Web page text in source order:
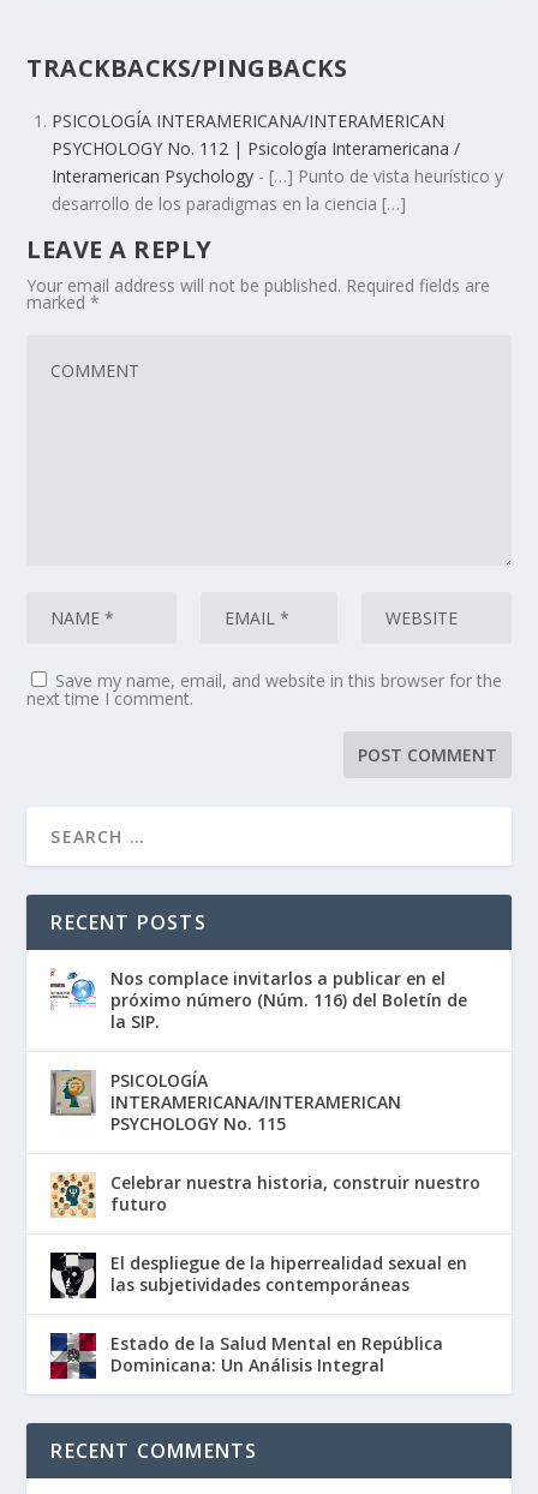
TRACKBACKS/PINGBACKS
PSICOLOGÍA INTERAMERICANA/INTERAMERICAN
PSYCHOLOGY No. 112 | Psicología Interamericana /
Interamerican Psychology - […] Punto de vista heurístico y
desarrollo de los paradigmas en la ciencia […]
LEAVE A REPLY
Your email address will not be published. Required fields are
marked*
Save my name, email, and website in this browser for the
next time I comment.
RECENT POSTS
Nos complace invitarlos a publicar en el
próximo número (Núm. 116) del Boletín de
la SIP.
PSICOLOGÍA
INTERAMERICANA/INTERAMERICAN
PSYCHOLOGY No. 115
Celebrar nuestra historia, construir nuestro
futuro
El despliegue de la hiperrealidad sexual en
las subjetividades contemporáneas
Estado de la Salud Mental en República
Dominicana: Un Análisis Integral
RECENT COMMENTS